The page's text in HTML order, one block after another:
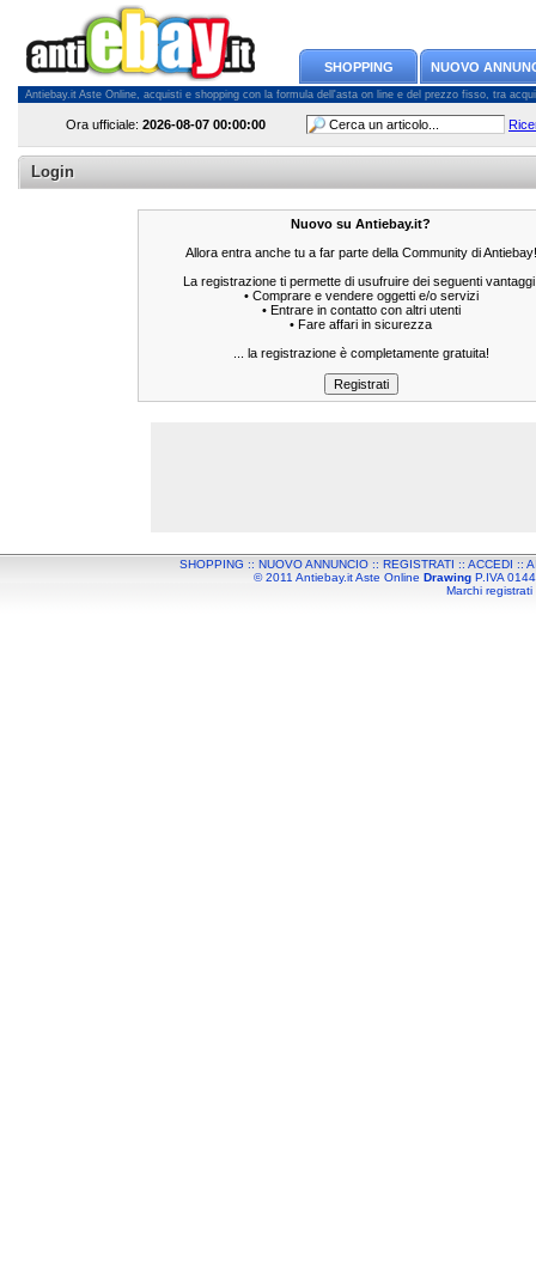
SHOPPING NUOVO
Antiebay.it Aste Online, acquisti e shopping con la formula dell'asta on line e del prezzo fisso, tra
Ora ufficiale: 2026-08-07 00:00:00
Login
Nuovo su Antiebay.it?
Allora entra anche tu a far parte della Community di Antiebay!
La registrazione ti permette di usufruire dei seguenti
• Comprare e vendere oggetti e/o servizi
• Entrare in contatto con altri utenti
• Fare affari in sicurezza
... la registrazione è completamente gratuita!
SHOPPING :: NUOVO ANNUNCIO:: REGISTRATI :: ACCEDI ::
© 2011 Antiebay.it Aste Online DrawingP.IVA
Marchi